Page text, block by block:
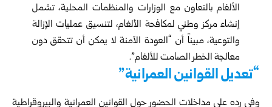
الألغام بالتعاون مع الوزارات والمنظمات المحلية، تشمل
إنشاء مركز وطني لمكافحة الألغام، لتنسيق عمليات الإزالة
والتوعية، مبيناً أن “العودة الآمنة لا يمكن أن تتحقق دون
معالجة الخطر الصامت للألغام”.
“تعديل القوانين العمرانية”
وفي رده على مداخلات الحضور حول القوانين العمرانية والبيروقراطية